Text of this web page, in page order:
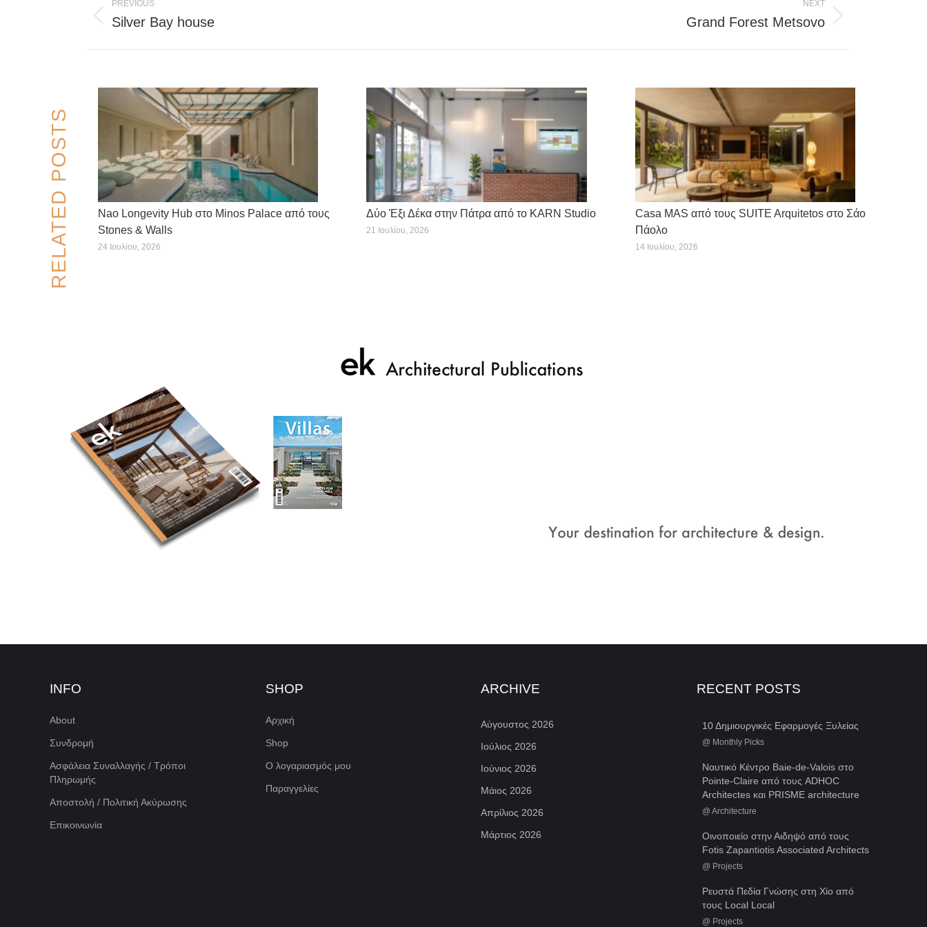
navigation
PREVIOUS
Previous
Silver Bay house
NEXT
Grand Forest Metsovo
RELATED POSTS
Nao Longevity Hub στο Minos Palace από τους
Stones & Walls
24 Ιουλίου, 2026
Δύο Έξι Δέκα στην Πάτρα από το KARN Studio
21 Ιουλίου, 2026
Casa MAS από τους SUITE Arquitetos στο Σάο
Πάολο
14 Ιουλίου, 2026
INFO
About
Συνδρομή
Ασφάλεια Συναλλαγής / Τρόποι
Πληρωμής
Αποστολή / Πολιτική Ακύρωσης
Επικοινωνία
SHOP
Αρχική
Shop
Ο λογαριασμός μου
Παραγγελίες
ARCHIVE
Αύγουστος 2026
Ιούλιος 2026
Ιούνιος 2026
Μάιος 2026
Απρίλιος 2026
Μάρτιος 2026
RECENT POSTS
10 Δημιουργικές Εφαρμογές Ξυλείας
@ Monthly Picks
Ναυτικό Κέντρο Baie-de-Valois στο
Pointe-Claire από τους ADHOC
Architectes και PRISME architecture
@ Architecture
Οινοποιείο στην Αιδηψό από τους
Fotis Zapantiotis Associated Architects
@ Projects
Ρευστά Πεδία Γνώσης στη Χίο από
τους Local Local
@ Projects